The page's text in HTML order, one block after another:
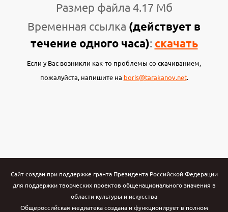
Размер файла 4.17 Мб
Временная ссылка (действует в
течение одного часа): скачать
Если у Вас возникли как-то проблемы со скачиванием,
пожалуйста, напишите на boris@tarakanov.net.
Сайт создан при поддержке гранта Президента Российской Федерации
для поддержки творческих проектов общенационального значения в
области культуры и искусства
Общероссийская медиатека создана и функционирует в полном